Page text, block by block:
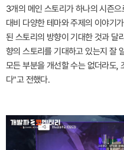
3개의 메인 스토리가 하나의 시즌
대비 다양한 테마와 주제의 이야기
된 스토리의 방향이 기대한 것과 달
향의 스토리를 기대하고 있는지 잘
모든 부분을 개선할 수는 없더라도,
다"고 전했다.